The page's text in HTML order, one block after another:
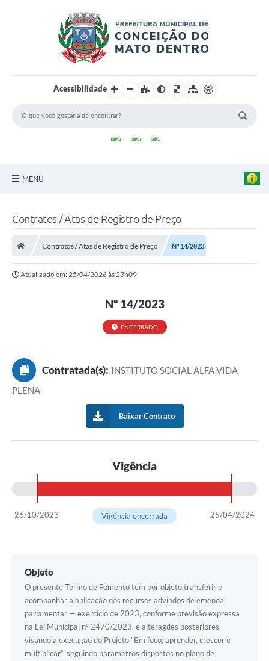
Acessibilidade
MENU
Transparência
Procuradoria Jurídica - Consultoria Administrativa
SIM - Serviço de Inspeção Muncipal
e-SIC
Regularização Fundiária
Notificações Ambientais
Notificações Obras e Posturas
Conselho Municipal de Conservação e Defesa do
Meio Ambiente-CODEMA
Contratos / Atas de Registro de Preço
Contratos / Atas de Registro de Preço Nº 14/2023
Atualizado em: 25/04/2026 às 23h09
Nº 14/2023
ENCERRADO
Contratada(s): INSTITUTO SOCIAL ALFA VIDA
PLENA
Baixar Contrato
Vigência
26/10/2023 25/04/2024
Vigência encerrada
Objeto
O presente Termo de Fomento tem por objeto transferir e
acompanhar a aplicação dos recursos advindos de emenda
parlamentar — exercício de 2023, conforme previsão expressa
na Lei Municipal nº 2470/2023, e alteragdes posteriores,
visando a execugao do Projeto "Em foco, aprender, crescer e
multiplicar”, seguindo parametros dispostos no plano de